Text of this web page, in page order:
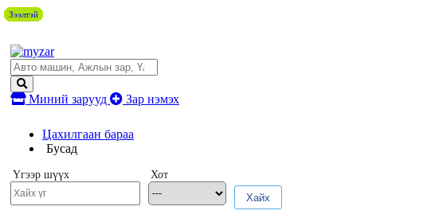
Миний зарууд Зар нэмэх
Цахилгаан бараа
Бусад
Үгээр шүүх
Хот
Хайх
Зээлтэй
Зээлтэй
Зээлтэй
Зээлтэй
Зээлтэй
Зээлтэй
Зээлтэй
Зээлтэй
Зээлтэй
Зээлтэй